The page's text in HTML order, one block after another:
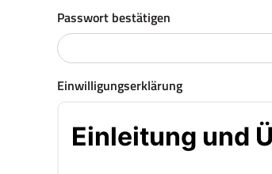
Passwort bestätigen
Einwilligungserklärung